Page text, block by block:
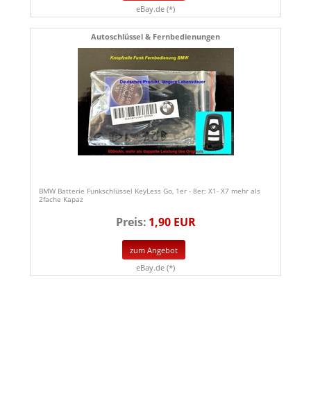
eBay.de (*)
Autoschlüssel & Fernbedienungen
BMW Batterie Funkschlüssel KeyLess Go, 1er - 8er; X1- X7 mehr als
2fache Kapaz
Preis: 1,90 EUR
zum Angebot
eBay.de (*)